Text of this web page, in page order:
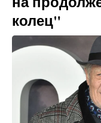
колец"